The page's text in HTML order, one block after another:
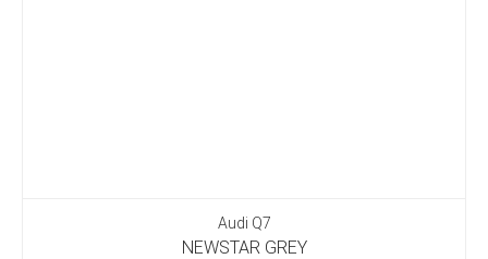
Audi Q7
NEWSTAR GREY